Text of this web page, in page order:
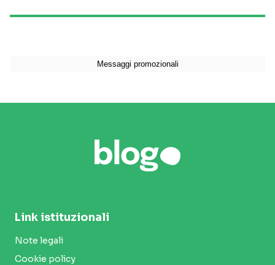
Link istituzionali
Note legali
Cookie policy